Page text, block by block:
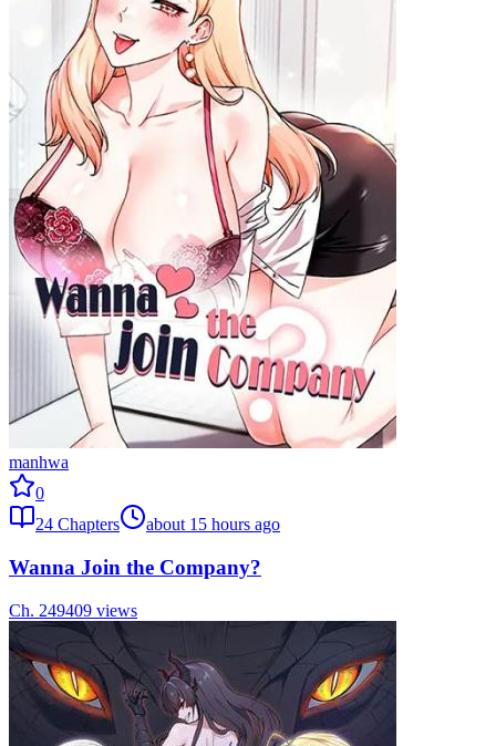
manhwa
0
24 Chapters about 15 hours ago
Wanna Join the Company?
Ch. 249409 views